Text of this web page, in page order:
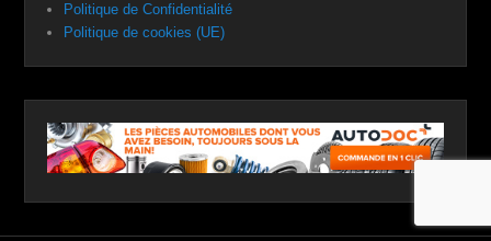
Politique de Confidentialité
Politique de cookies (UE)